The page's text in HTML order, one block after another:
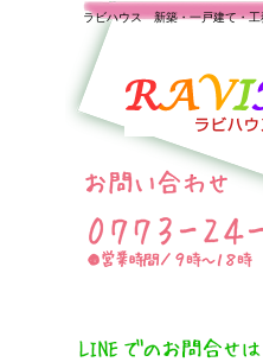
ラビハウス 新築・一戸建て・工